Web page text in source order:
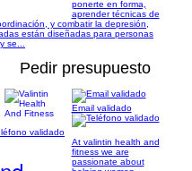
ponerte en forma,
aprender técnicas de
y combatir la depresión,
están diseñadas para personas
se...
Pedir presupuesto
Email validado
validado
At valintin health and
fitness we are
passionate about